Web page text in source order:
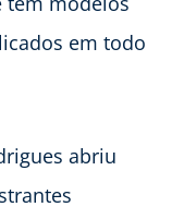
em todo
abriu